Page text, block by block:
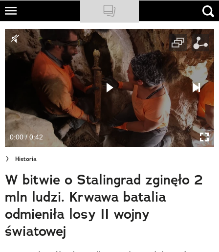
Skip
main
content
NATIONAL GEOGRAPHIC
TRAVELER
PODCASTY
Newsletter
Cuda Polski
Wielki Konkurs Fotograficzny
Trendbook Podróżniczy
Polecane
0:00 / 0:42
Historia
W bitwie o Stalingrad zginęło 2
mln ludzi. Krwawa batalia
odmieniła losy II wojny
światowej